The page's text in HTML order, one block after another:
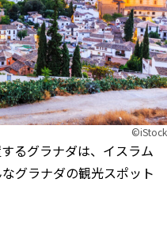
©iStock
るグラナダは、イスラム
グラナダの観光スポット